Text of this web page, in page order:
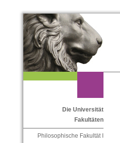
Die Universität
Fakultäten
Philosophische Fakultät I